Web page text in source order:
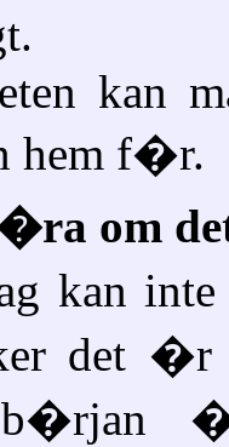
kan
hem f�r.
om
kan
det